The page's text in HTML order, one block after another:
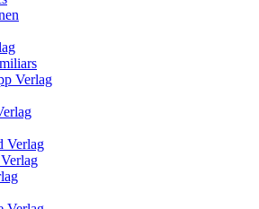
Verlag
Verlag